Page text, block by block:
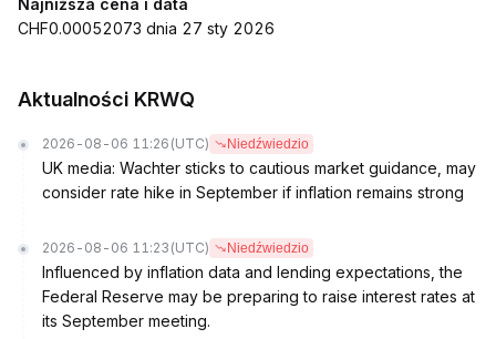
Najniższa cena i data
CHF0.00052073 dnia 27 sty 2026
Aktualności KRWQ
2026-08-06 11:26 (UTC) Niedźwiedzio
UK media: Wachter sticks to cautious market guidance, may
consider rate hike in September if inflation remains strong
2026-08-06 11:23 (UTC) Niedźwiedzio
Influenced by inflation data and lending expectations, the
Federal Reserve may be preparing to raise interest rates at
its September meeting.